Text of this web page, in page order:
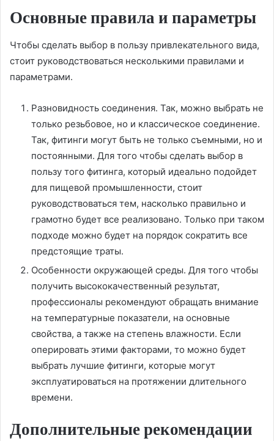
Основные правила и параметры
Чтобы сделать выбор в пользу привлекательного вида,
стоит руководствоваться несколькими правилами и
параметрами.
Разновидность соединения. Так, можно выбрать не
только резьбовое, но и классическое соединение.
Так, фитинги могут быть не только съемными, но и
постоянными. Для того чтобы сделать выбор в
пользу того фитинга, который идеально подойдет
для пищевой промышленности, стоит
руководствоваться тем, насколько правильно и
грамотно будет все реализовано. Только при таком
подходе можно будет на порядок сократить все
предстоящие траты.
Особенности окружающей среды. Для того чтобы
получить высококачественный результат,
профессионалы рекомендуют обращать внимание
на температурные показатели, на основные
свойства, а также на степень влажности. Если
оперировать этими факторами, то можно будет
выбрать лучшие фитинги, которые могут
эксплуатироваться на протяжении длительного
времени.
Дополнительные рекомендации